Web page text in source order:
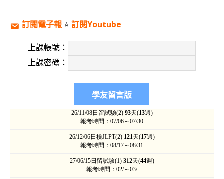
訂閱電子報 ⭐️ 訂閱Youtube
上課帳號：
上課密碼：